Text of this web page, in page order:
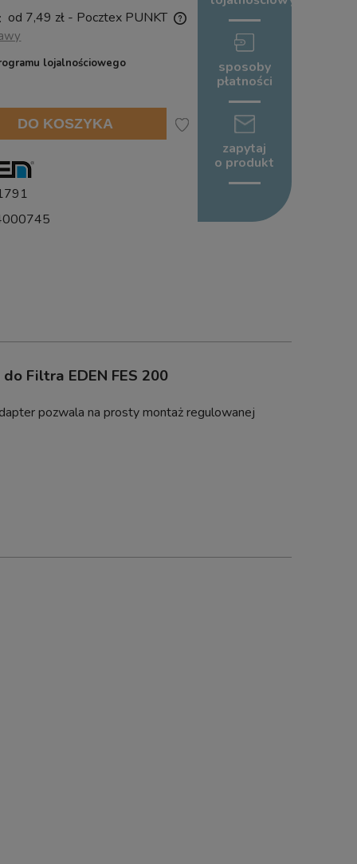
od 7,49 zł - Pocztex PUNKT
lojalnościowego
DO KOSZYKA
sposoby
płatności
zapytaj
o produkt
Filtra EDEN FES 200
pozwala na prosty montaż regulowanej